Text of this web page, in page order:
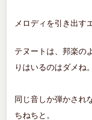
メロディを引き出す
テヌートは、邦楽の
りはいるのはダメね。
同じ音しか弾かされ
ちねちと。